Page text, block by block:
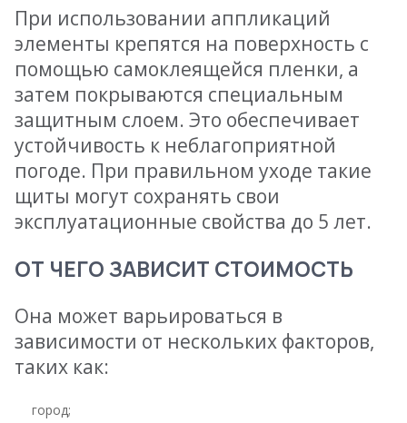
При использовании аппликаций
элементы крепятся на поверхность с
помощью самоклеящейся пленки, а
затем покрываются специальным
защитным слоем. Это обеспечивает
устойчивость к неблагоприятной
погоде. При правильном уходе такие
щиты могут сохранять свои
эксплуатационные свойства до 5 лет.
ОТ ЧЕГО ЗАВИСИТ СТОИМОСТЬ
Она может варьироваться в
зависимости от нескольких факторов,
таких как:
город;